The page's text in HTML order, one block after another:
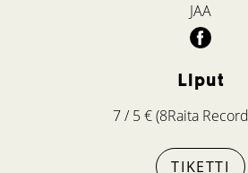
JAA
Liput
7 / 5 € (8Raita
TIKETTI